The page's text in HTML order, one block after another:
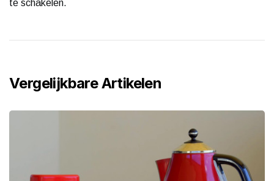
te schakelen.
Vergelijkbare Artikelen